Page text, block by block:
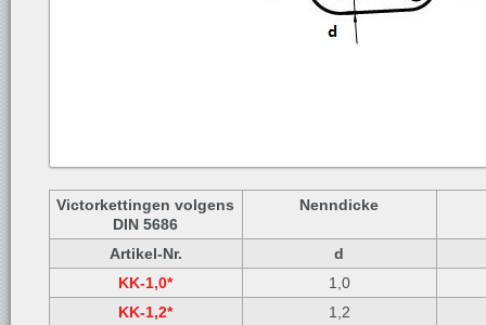
Victorkettingen volgens
DIN 5686
Nenndicke
Artikel-Nr.
d
KK-1,0*
1,0
KK-1,2*
1,2